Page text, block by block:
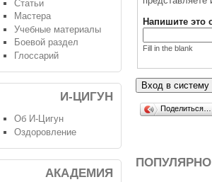
Напишите это
Fill in the blank
Поделиться…
Статьи
Мастера
Учебные материалы
Боевой раздел
Глоссарий
И-ЦИГУН
Об И-Цигун
Оздоровление
АКАДЕМИЯ